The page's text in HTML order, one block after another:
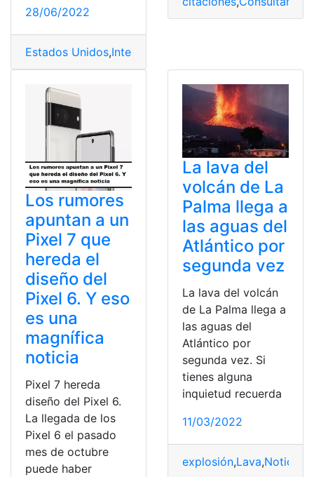
28/06/2022
Estados Unidos,Internacional
Los rumores
apuntan a un
Pixel 7 que
hereda el
diseño del
Pixel 6. Y eso
es una
magnífica
noticia
Pixel 7 hereda
diseño del Pixel 6.
La llegada de los
Pixel 6 el pasado
mes de octubre
puede haber
La lava del
volcán de La
Palma llega a
las aguas del
Atlántico por
segunda vez
La lava del volcán
de La Palma llega a
las aguas del
Atlántico por
segunda vez. Si
tienes alguna
inquietud recuerda
11/03/2022
explosión,Lava,Noticias